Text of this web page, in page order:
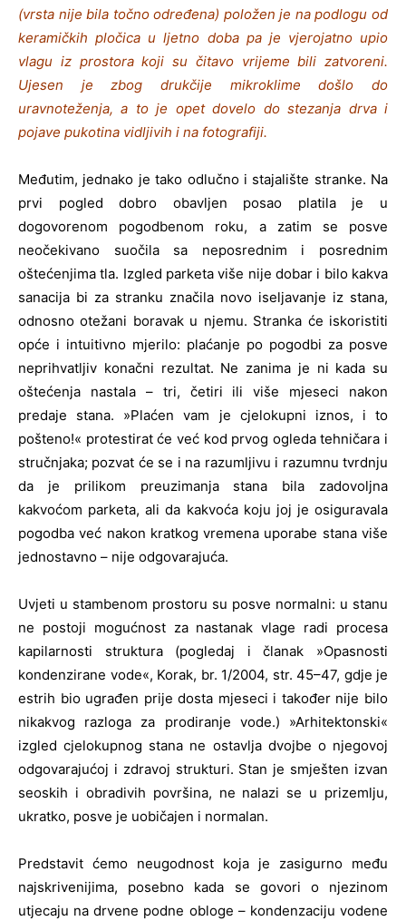
(vrsta nije bila točno određena) položen je na podlogu od
keramičkih pločica u ljetno doba pa je vjerojatno upio
vlagu iz prostora koji su čitavo vrijeme bili zatvoreni.
Ujesen je zbog drukčije mikroklime došlo do
uravnoteženja, a to je opet dovelo do stezanja drva i
pojave pukotina vidljivih i na fotografiji.
Međutim, jednako je tako odlučno i stajalište stranke. Na
prvi pogled dobro obavljen posao platila je u
dogovorenom pogodbenom roku, a zatim se posve
neočekivano suočila sa neposrednim i posrednim
oštećenjima tla. Izgled parketa više nije dobar i bilo kakva
sanacija bi za stranku značila novo iseljavanje iz stana,
odnosno otežani boravak u njemu. Stranka će iskoristiti
opće i intuitivno mjerilo: plaćanje po pogodbi za posve
neprihvatljiv konačni rezultat. Ne zanima je ni kada su
oštećenja nastala – tri, četiri ili više mjeseci nakon
predaje stana. »Plaćen vam je cjelokupni iznos, i to
pošteno!« protestirat će već kod prvog ogleda tehničara i
stručnjaka; pozvat će se i na razumljivu i razumnu tvrdnju
da je prilikom preuzimanja stana bila zadovoljna
kakvoćom parketa, ali da kakvoća koju joj je osiguravala
pogodba već nakon kratkog vremena uporabe stana više
jednostavno – nije odgovarajuća.
Uvjeti u stambenom prostoru su posve normalni: u stanu
ne postoji mogućnost za nastanak vlage radi procesa
kapilarnosti struktura (pogledaj i članak »Opasnosti
kondenzirane vode«, Korak, br. 1/2004, str. 45–47, gdje je
estrih bio ugrađen prije dosta mjeseci i također nije bilo
nikakvog razloga za prodiranje vode.) »Arhitektonski«
izgled cjelokupnog stana ne ostavlja dvojbe o njegovoj
odgovarajućoj i zdravoj strukturi. Stan je smješten izvan
seoskih i obradivih površina, ne nalazi se u prizemlju,
ukratko, posve je uobičajen i normalan.
Predstavit ćemo neugodnost koja je zasigurno među
najskrivenijima, posebno kada se govori o njezinom
utjecaju na drvene podne obloge – kondenzaciju vodene